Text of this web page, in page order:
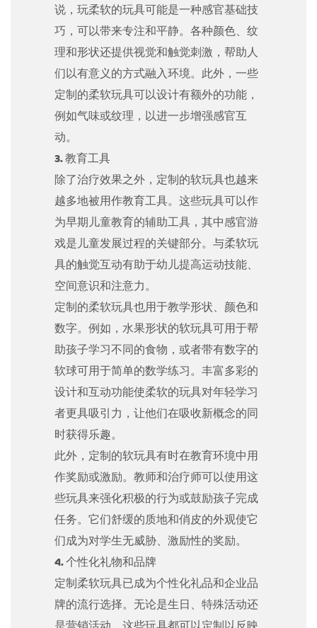
说，玩柔软的玩具可能是一种感官基础技
巧，可以带来专注和平静。各种颜色、纹
理和形状还提供视觉和触觉刺激，帮助人
们以有意义的方式融入环境。此外，一些
定制的柔软玩具可以设计有额外的功能，
例如气味或纹理，以进一步增强感官互
动。
3. 教育工具
除了治疗效果之外，定制的软玩具也越来
越多地被用作教育工具。这些玩具可以作
为早期儿童教育的辅助工具，其中感官游
戏是儿童发展过程的关键部分。与柔软玩
具的触觉互动有助于幼儿提高运动技能、
空间意识和注意力。
定制的柔软玩具也用于教学形状、颜色和
数字。例如，水果形状的软玩具可用于帮
助孩子学习不同的食物，或者带有数字的
软球可用于简单的数学练习。丰富多彩的
设计和互动功能使柔软的玩具对年轻学习
者更具吸引力，让他们在吸收新概念的同
时获得乐趣。
此外，定制的软玩具有时在教育环境中用
作奖励或激励。教师和治疗师可以使用这
些玩具来强化积极的行为或鼓励孩子完成
任务。它们舒缓的质地和俏皮的外观使它
们成为对学生无威胁、激励性的奖励。
4. 个性化礼物和品牌
定制柔软玩具已成为个性化礼品和企业品
牌的流行选择。无论是生日、特殊活动还